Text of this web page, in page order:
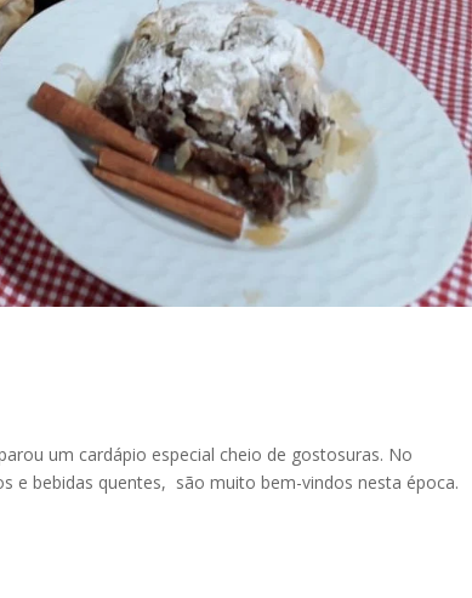
um cardápio especial cheio de gostosuras. No
e bebidas quentes, são muito bem-vindos nesta época.